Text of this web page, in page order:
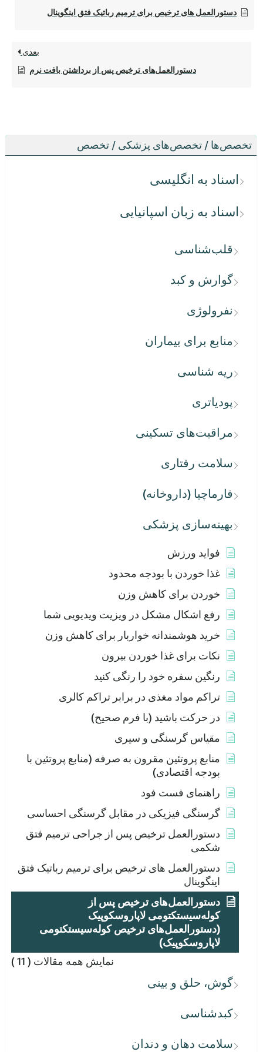
تخصص‌ها / تخصص‌های پزشکی / تخصص
اسناد به انگلیسی
اسناد به زبان اسپانیایی
قلب‌شناسی
گوارش و کبد
نفرولوژی
منابع برای بیماران
ریه شناسی
پودیاتری
مراقبت‌های تسکینی
سلامت رفتاری
فارماچیا (داروخانه)
بهینه‌سازی پزشکی
فواید ورزش
غذا خوردن با بودجه محدود
خوردن برای کاهش وزن
رفع اشکال مشکل در ویزیت ویدیویی شما
خرید هوشمندانه خواربار برای کاهش وزن
نکات برای غذا خوردن بیرون
رنگین سفره خود را رنگی کنید
تراکم مواد مغذی در برابر تراکم کالری
در حرکت باشید (با فرم صحیح)
مقیاس گرسنگی و سیری
منابع پروتئین مقرون به صرفه (منابع پروتئین با
بودجه اقتصادی)
راهنمای فست فود
گرسنگی فیزیکی در مقابل گرسنگی احساسی
دستورالعمل ترخیص پس از جراحی ترمیم فتق
شکمی
دستورالعمل های ترخیص برای ترمیم رباتیک فتق
اینگوینال
دستورالعمل‌های ترخیص پس از
کوله‌سیستکتومی لاپاروسکوپیک
(دستورالعمل‌های ترخیص کوله‌سیستکتومی
لاپاروسکوپیک)
نمایش همه مقالات ( 11 )
گوش، حلق و بینی
کبدشناسی
سلامت دهان و دندان
دستورالعمل های ترخیص برای ترمیم رباتیک فتق اینگوینال
بعدی
دستورالعمل‌های ترخیص پس از برداشتن بافت نرم